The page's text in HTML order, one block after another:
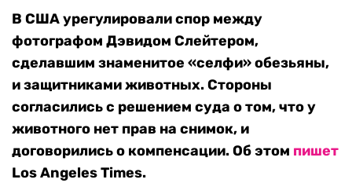
В США урегулировали спор между
фотографом Дэвидом Слейтером,
сделавшим знаменитое «селфи» обезьяны,
и защитниками животных. Стороны
согласились с решением суда о том, что у
животного нет прав на снимок, и
договорились о компенсации. Об этом пишет
Los Angeles Times.